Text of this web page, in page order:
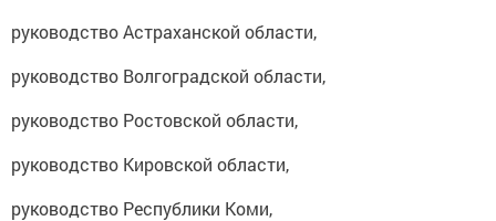
руководство Астраханской области,
руководство Волгоградской области,
руководство Ростовской области,
руководство Кировской области,
руководство Республики Коми,